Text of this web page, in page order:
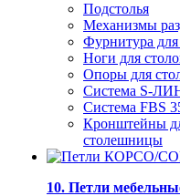
Подстолья
Механизмы
Фурнитура для
Ноги для
Опоры для
Система S-
Система FBS
Кронштейны
столешницы
10. Петли